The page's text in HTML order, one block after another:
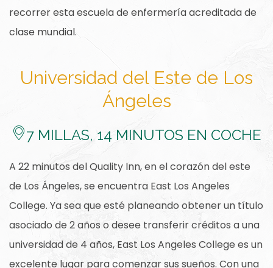
recorrer esta escuela de enfermería acreditada de
clase mundial.
Universidad del Este de Los
Ángeles
​7 MILLAS, 14 MINUTOS EN COCHE
A 22 minutos del Quality Inn, en el corazón del este
de Los Ángeles, se encuentra East Los Angeles
College. Ya sea que esté planeando obtener un título
asociado de 2 años o desee transferir créditos a una
universidad de 4 años, East Los Angeles College es un
excelente lugar para comenzar sus sueños. Con una